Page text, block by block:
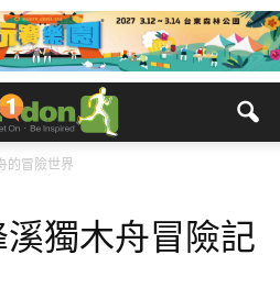
的冒險世界
獨木舟冒險記